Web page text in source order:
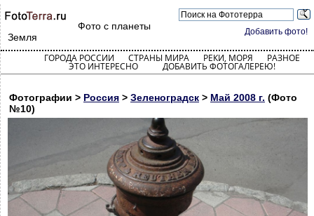
Добавить фото!
Фото с планеты
Земля
ГОРОДА РОССИИ СТРАНЫ МИРА РЕКИ, МОРЯ РАЗНОЕ
ЭТО ИНТЕРЕСНО ДОБАВИТЬ ФОТОГАЛЕРЕЮ!
Фотографии > Россия > Зеленоградск > Май 2008 г. (Фото
№10)